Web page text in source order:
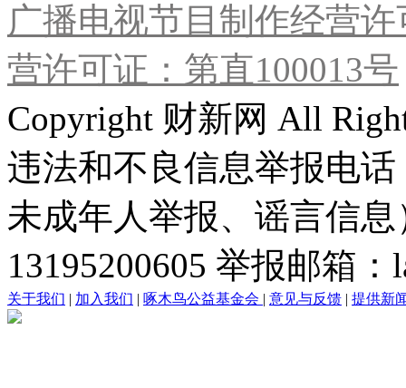
广播电视节目制作经营
营许可证：第直100013号
Copyright 财新网 All
违法和不良信息举报电
未成年人举报、谣言信
13195200605 举报邮箱
关于我们 | 加入我们 | 啄木鸟公益基金会 | 意见与反馈 | 提供新